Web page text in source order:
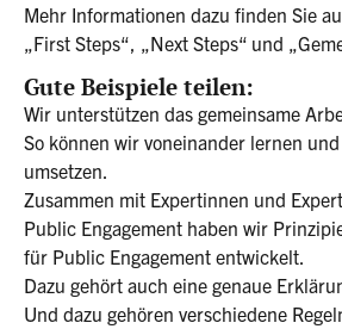
Mehr Informationen dazu finden Sie
„First Steps“, „Next Steps“ und
Gute Beispiele teilen:
Wir unterstützen das gemeinsame
So können wir voneinander lernen
umsetzen.
Zusammen mit Expertinnen und
Public Engagement haben wir
für Public Engagement entwickelt.
Dazu gehört auch eine genaue
Und dazu gehören verschiedene